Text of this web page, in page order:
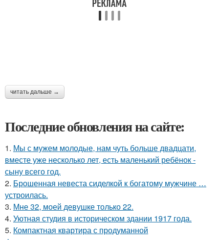
читать дальше →
Последние обновления на сайте:
1. Мы с мужем молодые, нам чуть больше двадцати,
вместе уже несколько лет, есть маленький ребёнок -
сыну всего год.
2. Брошенная невеста сиделкой к богатому мужчине …
устроилась.
3. Мне 32, моей девушке только 22.
4. Уютная студия в историческом здании 1917 года.
5. Компактная квартира с продуманной